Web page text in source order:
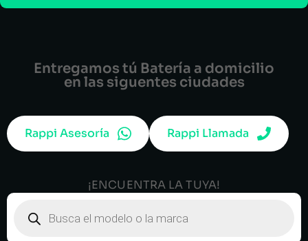
Entregamos tú Batería a domicilio
en las siguentes ciudades
Rappi Asesoría Rappi Llamada
¡ENCUENTRA LA TUYA!